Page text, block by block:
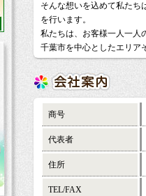
そんな想いを込めて私たち
を行います。
私たちは、お客様一人一人
千葉市を中心としたエリア
商号
代表者
住所
TEL/FAX